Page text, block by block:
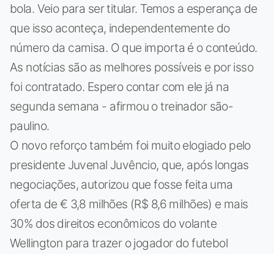
bola. Veio para ser titular. Temos a esperança de
que isso aconteça, independentemente do
número da camisa. O que importa é o conteúdo.
As notícias são as melhores possíveis e por isso
foi contratado. Espero contar com ele já na
segunda semana - afirmou o treinador são-
paulino.
O novo reforço também foi muito elogiado pelo
presidente Juvenal Juvêncio, que, após longas
negociações, autorizou que fosse feita uma
oferta de € 3,8 milhões (R$ 8,6 milhões) e mais
30% dos direitos econômicos do volante
Wellington para trazer o jogador do futebol